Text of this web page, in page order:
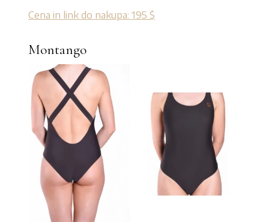
Cena in link do nakupa: 195 $
Montango